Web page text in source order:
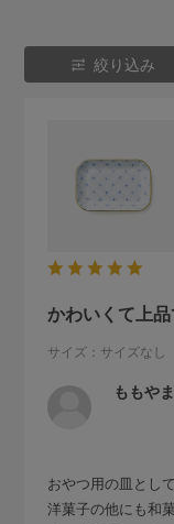
絞り込み
かわいくて上
サイズ：サイズなし
ももやま
おやつ用の皿とし
洋菓子の他にも和